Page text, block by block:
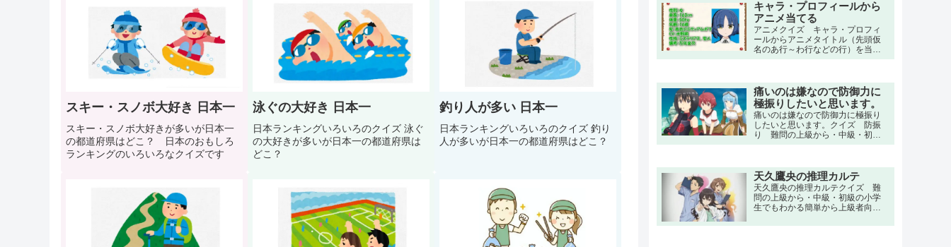
スキー・スノボ大好き 日本一
スキー・スノボ大好きが多いが日本一
の都道府県はどこ？ 日本のおもしろ
ランキングのいろいろなクイズです
泳ぐの大好き 日本一
日本ランキングいろいろのクイズ 泳ぐ
の大好きが多いが日本一の都道府県は
どこ？
釣り人が多い 日本一
日本ランキングいろいろのクイズ 釣り
人が多いが日本一の都道府県はどこ？
キャラ・プロフィールから
アニメ当てる
アニメクイズ キャラ・プロフィ
ールからアニメタイトル（先頭仮
名のあ行～わ行などの行）を当て
るアニメクイズ。
痛いのは嫌なので防御力に
極振りしたいと思います。
痛いのは嫌なので防御力に極振り
したいと思います。クイズ 防振
り 難問の上級から・中級・初級
の小学生でもわかる簡単から上級
題まで。友人の白峯理沙に勧めら
れて、VRMMO『NewWorld
Online』をプレイすることになっ
た本条楓は、メイプルという名前
でプレイを始めることになった。
しかし、ゲーム初心者であるメイ
天久鷹央の推理カルテ
天久鷹央の推理カルテクイズ 難
問の上級から・中級・初級の小学
生でもわかる簡単から上級者向け
ー・声優・一問一答・3択問題ま